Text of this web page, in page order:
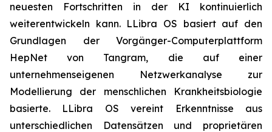
neuesten Fortschritten in der KI kontinuierlich
weiterentwickeln kann. LLibra OS basiert auf den
Grundlagen der Vorgänger-Computerplattform
HepNet von Tangram, die auf einer
unternehmenseigenen Netzwerkanalyse zur
Modellierung der menschlichen Krankheitsbiologie
basierte. LLibra OS vereint Erkenntnisse aus
unterschiedlichen Datensätzen und proprietären